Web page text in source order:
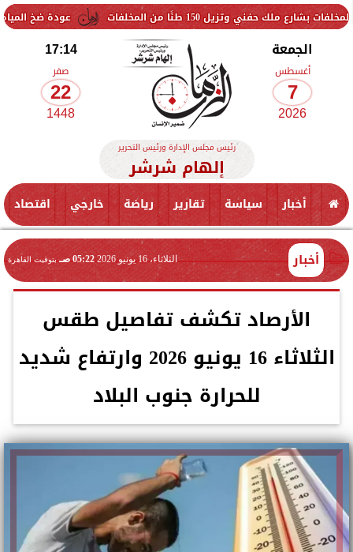
عودة ضخ المياه تدريجيًا لمناطق 150 طنًا من المخلفات
الجمعة
أغسطس
7
2026
17:14
صفر
22
1448
رئيس مجلس الإدارة ورئيس التحرير
إلهام شرشر
أخبار سياسة تقارير رياضة خارجي اقتصاد
أخبار الثلاثاء، 16 يونيو 2026 05:22 صـ بتوقيت القاهرة
الأرصاد تكشف تفاصيل طقس
الثلاثاء 16 يونيو 2026 وارتفاع شديد
للحرارة جنوب البلاد